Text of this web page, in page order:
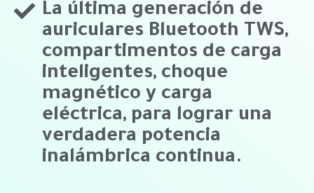
La última generación de
auriculares Bluetooth TWS,
compartimentos de carga
inteligentes, choque
magnético y carga
eléctrica, para lograr una
verdadera potencia
inalámbrica continua.